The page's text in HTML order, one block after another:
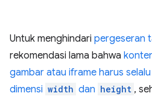
Untuk menghindari pergeseran
rekomendasi lama bahwa
gambar atau iframe harus
dimensi width dan height ,